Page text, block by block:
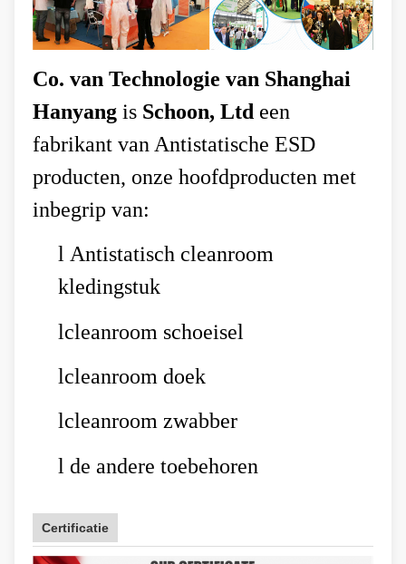
Co. van Technologie van Shanghai
Hanyang is Schoon, Ltd een
fabrikant van Antistatische ESD
producten, onze hoofdproducten met
inbegrip van:
l Antistatisch cleanroom
kledingstuk
lcleanroom schoeisel
lcleanroom doek
lcleanroom zwabber
l de andere toebehoren
Certificatie